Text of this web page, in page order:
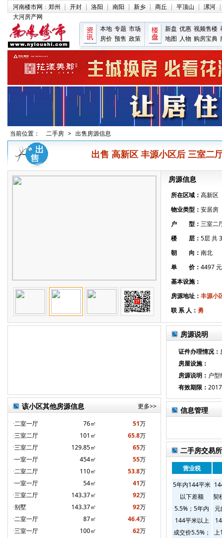
河南楼市网 ： 郑州 | 开封 | 洛阳 | 南阳 | 新乡 | 商丘 | 平顶山 | 漯河 |
大河房产网
本地 专题 市场
房价 预售 政策
新盘 优惠 视频售楼
地图 人物 购房宝典
当前位置： 二手房 > 出售房源信息
出售 高新区 丰源小区后 三室二
房源信息
所在区域： 高新区
物业类型： 安居房
户 型： 三室二
楼 层： 5层 共
朝 向： 南北
单 价： 4497
基本设施：
房源地址： 丰源小
联 系 人： 勇
房源说明
证件办理情况：
房屋设施：
房源说明： 户
有效期限：
信息管理
二手房交易
营业税
5年内144平米
以下差额
5.5%；5年内
144平米以上
成交价5.5%；
契
元
上
该小区其他房源信息 更多>>
·二室一厅 76㎡ 51万
·三室二厅 101㎡ 65.8万
·三室二厅 129.85㎡ 65万
·一室一厅 454㎡ 55万
·二室二厅 110㎡ 53.8万
·一室一厅 54㎡ 41万
·三室二厅 143.37㎡ 92万
·别墅 143.37㎡ 92万
·二室一厅 87㎡ 46.4万
·三室一厅 100㎡ 62万